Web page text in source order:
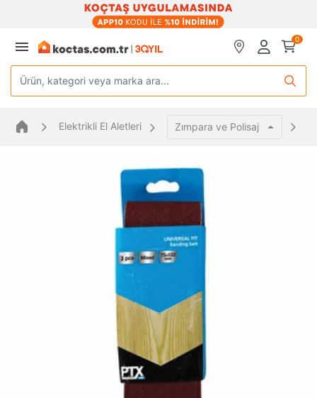
0
Ürün, kategori veya marka ara...
Elektrikli El Aletleri Zımpara ve Polisaj